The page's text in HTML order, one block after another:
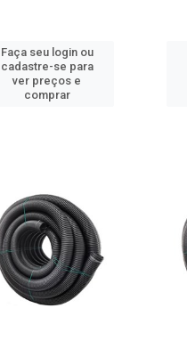
Faça seu login ou
cadastre-se para
ver preços e
comprar